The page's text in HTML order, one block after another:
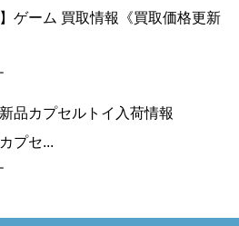
】ゲーム 買取情報《買取価格更新
新品カプセルトイ入荷情報
プセ...